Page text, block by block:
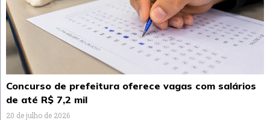
Concurso de prefeitura oferece vagas com salários
de até R$ 7,2 mil
20 de julho de 2026